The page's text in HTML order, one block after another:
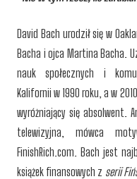
David Bach urodził się w
Bacha i ojca Martina Bacha.
nauk społecznych i
Kalifornii w 1990 roku, a w
wyróżniający się absolwent. A
telewizyjna, mówca
FinishRich.com. Bach jest
książek finansowych z serii